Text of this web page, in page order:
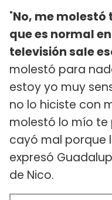
"No, me molestó
que es normal
televisión sale
molestó para
estoy yo muy
no lo hiciste con
molestó lo mío te
cayó mal porque
expresó
de Nico.